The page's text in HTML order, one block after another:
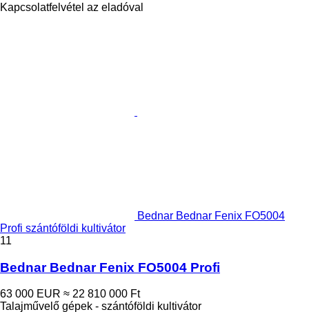
Kapcsolatfelvétel az eladóval
Bednar Bednar Fenix FO5004
Profi szántóföldi kultivátor
11
Bednar Bednar Fenix FO5004 Profi
63 000 EUR ≈ 22 810 000 Ft
Talajművelő gépek - szántóföldi kultivátor